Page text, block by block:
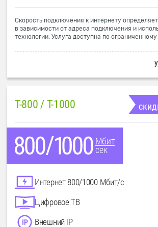
Скорость подключения к интернету
в зависимости от адреса подключения и
технологии. Услуга доступна по
T-800 / T-1000
Мбит
сек
Интернет 800/1000 Мбит/с
Цифровое ТВ
Внешний IP